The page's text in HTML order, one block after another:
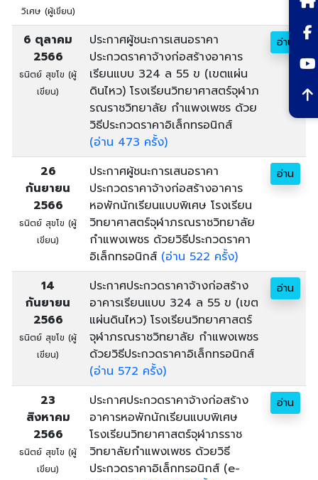
วิเศษ (ผู้เขียน)
6 ตุลาคม
2566
ธนิตย์ สุขโข (ผู้
เขียน)
ประกาศผู้ชนะการเสนอราคา
ประกวดราคาจ้างก่อสร้างอาคาร
เรียนแบบ 324 ล 55 ข (เขตแผ่น
ดินไหว) โรงเรียนวิทยาศาสตร์จุฬาภ
รณราชวิทยาลัย กำแพงเพชร ด้วย
วิธีประกวดราคาอิเล็กทรอนิกส์
(อ่าน 473 ครั้ง)
อ่าน
26
กันยายน
2566
ธนิตย์ สุขโข (ผู้
เขียน)
ประกาศผู้ชนะการเสนอราคา
ประกวดราคาจ้างก่อสร้างอาคาร
หอพักนักเรียนแบบพิเศษ โรงเรียน
วิทยาศาสตร์จุฬาภรณราชวิทยาลัย
กำแพงเพชร ด้วยวิธีประกวดราคา
อิเล็กทรอนิกส์ (อ่าน 522 ครั้ง)
อ่าน
14
กันยายน
2566
ธนิตย์ สุขโข (ผู้
เขียน)
ประกาศประกวดราคาจ้างก่อสร้าง
อาคารเรียนแบบ 324 ล 55 ข (เขต
แผ่นดินไหว) โรงเรียนวิทยาศาสตร์
จุฬาภรณราชวิทยาลัย กำแพงเพชร
ด้วยวิธีประกวดราคาอิเล็กทรอนิกส์
(อ่าน 572 ครั้ง)
อ่าน
23
สิงหาคม
2566
ธนิตย์ สุขโข (ผู้
เขียน)
ประกาศประกวดราคาจ้างก่อสร้าง
อาคารหอพักนักเรียนแบบพิเศษ
โรงเรียนวิทยาศาสตร์จุฬาภรราช
วิทยาลัยกำแพงเพชร ด้วยวิธี
ประกวดราคาอิเล็กทรอนิกส์ (e-
อ่าน